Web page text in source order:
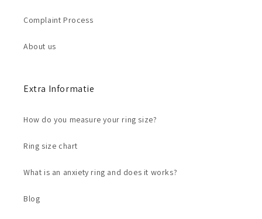
Complaint Process
About us
Extra Informatie
How do you measure your ring size?
Ring size chart
What is an anxiety ring and does it works?
Blog